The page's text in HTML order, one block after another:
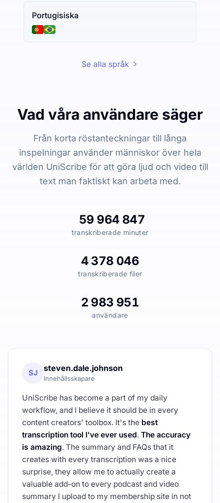
Portugisiska
Se alla språk
Vad våra användare säger
Från korta röstanteckningar till långa
inspelningar använder människor över hela
världen UniScribe för att göra ljud och video till
text man faktiskt kan arbeta med.
59 964 847
transkriberade minuter
4 378 046
transkriberade filer
2 983 951
användare
SJ steven.dale.johnson
Innehållsskapare
UniScribe has become a part of my daily
workflow, and I believe it should be in every
content creators' toolbox. It's the best
transcription tool I've ever used. The accuracy
is amazing. The summary and FAQs that it
creates with every transcription was a nice
surprise, they allow me to actually create a
valuable add-on to every podcast and video
summary I upload to my membership site in not